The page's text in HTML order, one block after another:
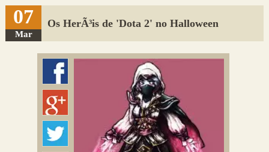
Sugerir Link
Adicionar Blog
Colmeia Exchange
07
Mar
Os HerÃ³is de 'Dota 2' no Halloween